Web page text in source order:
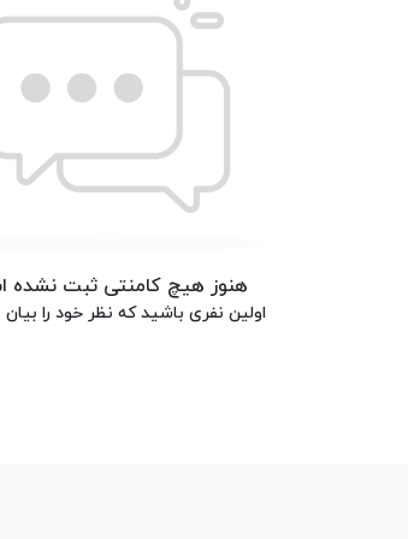
هنوز هیچ کامنتی ثبت نشده
اولین نفری باشید که نظر خود را